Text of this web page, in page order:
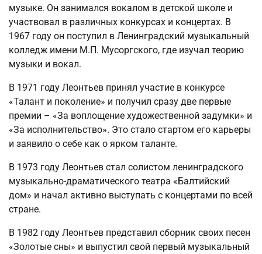
музыке. Он занимался вокалом в детской школе и
участвовал в различных конкурсах и концертах. В
1967 году он поступил в Ленинградский музыкальный
колледж имени М.П. Мусоргского, где изучал теорию
музыки и вокал.
В 1971 году Леонтьев принял участие в конкурсе
«Талант и поколение» и получил сразу две первые
премии – «За воплощение художественной задумки» и
«За исполнительство». Это стало стартом его карьеры
и заявило о себе как о ярком таланте.
В 1973 году Леонтьев стал солистом ленинградского
музыкально-драматического театра «Балтийский
дом» и начал активно выступать с концертами по всей
стране.
В 1982 году Леонтьев представил сборник своих песен
«Золотые сны» и выпустил свой первый музыкальный